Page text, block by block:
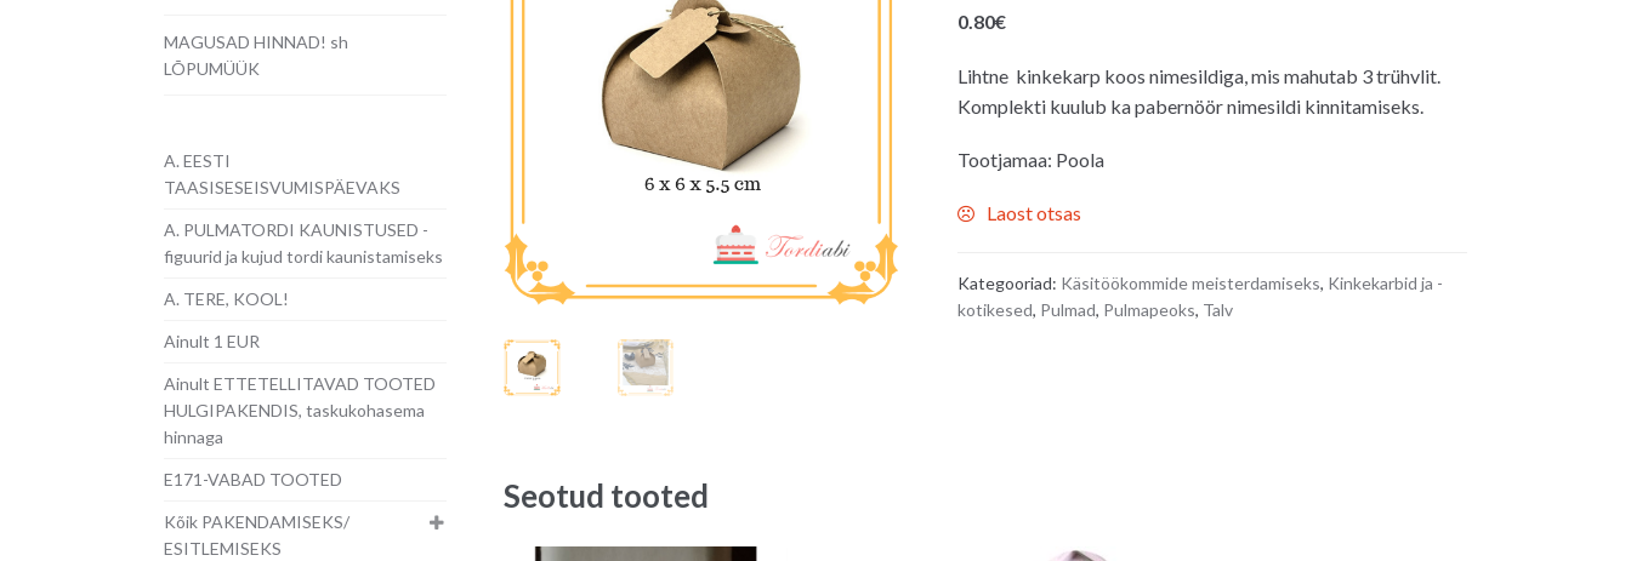
0.80€
Lihtne kinkekarp koos nimesildiga, mis mahutab 3 trühvlit.
Komplekti kuulub ka pabernöör nimesildi kinnitamiseks.
Tootjamaa: Poola
Laost otsas
Kategooriad: Käsitöökommide meisterdamiseks, Kinkekarbid ja -
kotikesed, Pulmad, Pulmapeoks, Talv
Seotud tooted
MAGUSAD HINNAD! sh
LÕPUMÜÜK
A. EESTI
TAASISESEISVUMISPÄEVAKS
A. PULMATORDI KAUNISTUSED -
figuurid ja kujud tordi kaunistamiseks
A. TERE, KOOL!
Ainult 1 EUR
Ainult ETTETELLITAVAD TOOTED
HULGIPAKENDIS, taskukohasema
hinnaga
E171-VABAD TOOTED
Kõik PAKENDAMISEKS/
ESITLEMISEKS